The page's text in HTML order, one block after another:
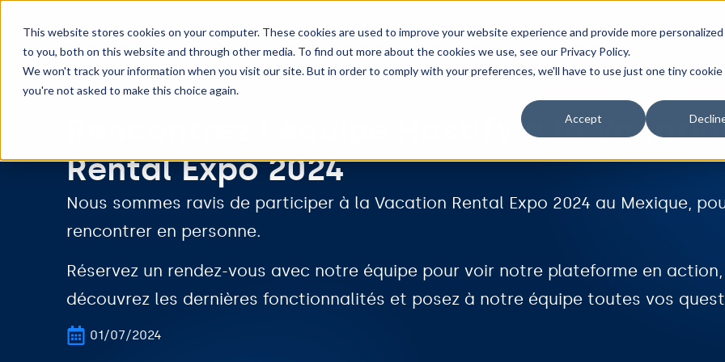
This website stores cookies on your computer. These cookies are used to improve your website experience and provide more
to you, both on this website and through other media. To find out more about the cookies we use, see our Privacy Policy.
We won't track your information when you visit our site. But in order to comply with your preferences, we'll have to use just one tiny
you're not asked to make this choice again.
Accept
Fonctionnalités Intégrations Tarifs Ressources
Rencontrez l'équipe Hostify à la
Rental Expo 2024
Nous sommes ravis de participer à la Vacation Rental Expo 2024 au Mexique,
rencontrer en personne.
Réservez un rendez-vous avec notre équipe pour voir notre plateforme en action,
découvrez les dernières fonctionnalités et posez à notre équipe toutes vos
01/07/2024